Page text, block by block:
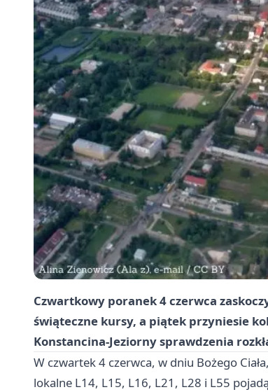
Czwartkowy poranek 4 czerwca
świąteczne kursy, a piątek przyniesie
Konstancina-Jeziorny sprawdzenia
W czwartek 4 czerwca, w dniu Bożego
lokalne L14, L15, L16, L21, L28 i L55